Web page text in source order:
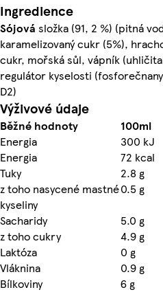
Ingredience
Sójová složka (91, 2 %) (pitná
karamelizovaný cukr (5%),
cukr, mořská sůl, vápník
regulátor kyselosti
D2)
Výživové údaje
Běžné hodnoty 100ml
Energia
300 kJ
Energia
72 kcal
Tuky
2.8 g
z toho nasycené mastné
kyseliny
0.5 g
Sacharidy
5.0 g
z toho cukry
4.9 g
Laktóza
0 g
Vláknina
0.9 g
Bílkoviny
6 g